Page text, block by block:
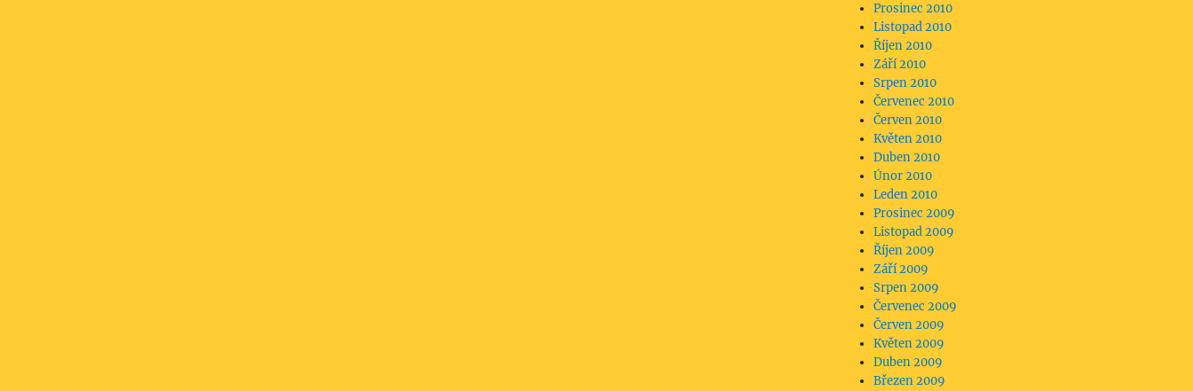
Prosinec 2010
Listopad 2010
Říjen 2010
Září 2010
Srpen 2010
Červenec 2010
Červen 2010
Květen 2010
Duben 2010
Únor 2010
Leden 2010
Prosinec 2009
Listopad 2009
Říjen 2009
Září 2009
Srpen 2009
Červenec 2009
Červen 2009
Květen 2009
Duben 2009
Březen 2009